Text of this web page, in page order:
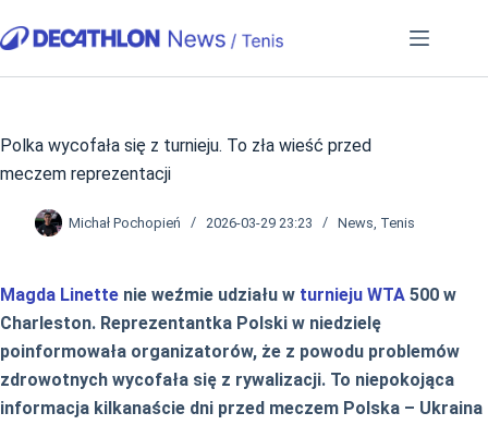
do
Polka wycofała się z turnieju. To zła wieść przed
meczem reprezentacji
Michał Pochopień 2026-03-29 23:23 News Tenis
Magda Linette nie weźmie udziału w turnieju WTA 500 w
Charleston. Reprezentantka Polski w niedzielę
poinformowała organizatorów, że z powodu problemów
zdrowotnych wycofała się z rywalizacji. To niepokojąca
informacja kilkanaście dni przed meczem Polska – Ukraina